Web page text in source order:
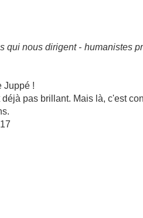
qui nous dirigent - humanistes
Juppé !
pas brillant. Mais là, c'est